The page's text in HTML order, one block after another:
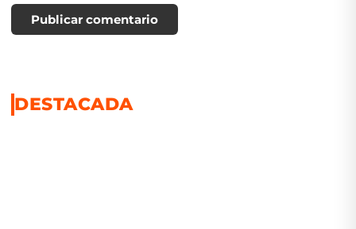
Publicar comentario
DESTACADA